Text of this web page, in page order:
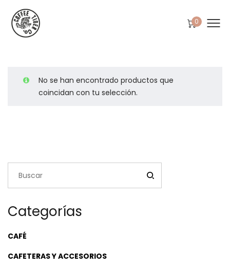
0
No se han encontrado productos que
coincidan con tu selección.
Categorías
CAFÉ
CAFETERAS Y ACCESORIOS